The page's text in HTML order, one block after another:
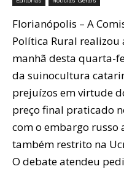
Florianópolis – A
Política Rural
manhã desta quarta-
da suinocultura
prejuízos em virtude
preço final praticado
com o embargo
também restrito na
O debate atendeu